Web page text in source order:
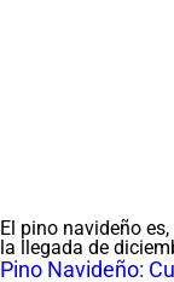
El pino navideño
la llegada de
Pino Navideño: